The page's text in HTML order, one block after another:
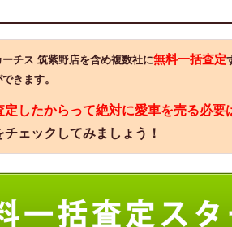
ーチス 筑紫野店を含め複数社に無料一括査定
きます。
定したからって絶対に愛車を売る必要
チェックしてみましょう！